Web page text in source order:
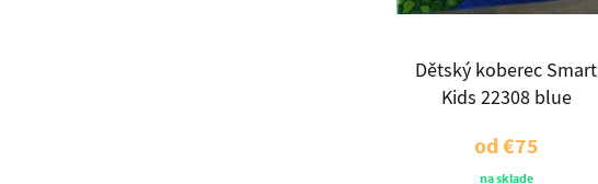
Dětský koberec Smart
Kids 22308 blue
od€75
na sklade